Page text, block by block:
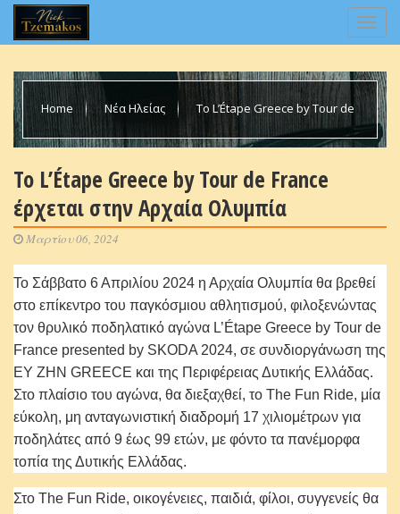
Home Νέα Ηλείας Το L’Étape Greece by Tour de
Το L’Étape Greece by Tour de France
έρχεται στην Αρχαία Ολυμπία
Μαρτίου 06, 2024
Το Σάββατο 6 Απριλίου 2024 η Αρχαία Ολυμπία θα βρεθεί
στο επίκεντρο του παγκόσμιου αθλητισμού, φιλοξενώντας
τον θρυλικό ποδηλατικό αγώνα L’Étape Greece by Tour de
France presented by SKODA 2024, σε συνδιοργάνωση της
ΕΥ ΖΗΝ GREECE και της Περιφέρειας Δυτικής Ελλάδας.
Στο πλαίσιο του αγώνα, θα διεξαχθεί, το The Fun Ride, μία
εύκολη, μη ανταγωνιστική διαδρομή 17 χιλιομέτρων για
ποδηλάτες από 9 έως 99 ετών, με φόντο τα πανέμορφα
τοπία της Δυτικής Ελλάδας.
Στο The Fun Ride, οικογένειες, παιδιά, φίλοι, συγγενείς θα